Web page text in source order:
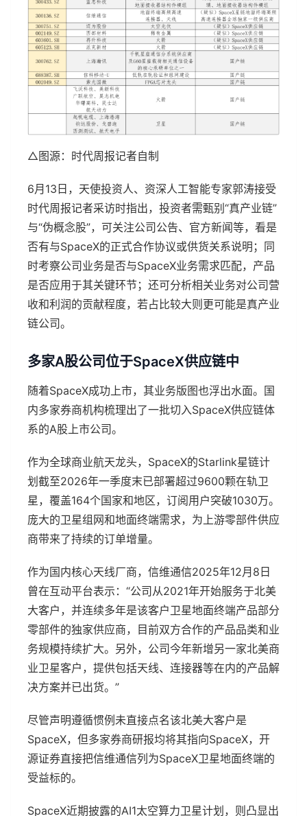
△图源：时代周报记者自制
6月13日，天使投资人、资深人工智能专家郭涛接受
时代周报记者采访时指出，投资者需甄别“真产业链”
与“伪概念股”，可关注公司公告、官方新闻等，看是
否有与SpaceX的正式合作协议或供货关系说明；同
时考察公司业务是否与SpaceX业务需求匹配，产品
是否应用于其关键环节；还可分析相关业务对公司营
收和利润的贡献程度，若占比较大则更可能是真产业
链公司。
多家A股公司位于SpaceX供应链中
随着SpaceX成功上市，其业务版图也浮出水面。国
内多家券商机构梳理出了一批切入SpaceX供应链体
系的A股上市公司。
作为全球商业航天龙头，SpaceX的Starlink星链计
划截至2026年一季度末已部署超过9600颗在轨卫
星，覆盖164个国家和地区，订阅用户突破1030万。
庞大的卫星组网和地面终端需求，为上游零部件供应
商带来了持续的订单增量。
作为国内核心天线厂商，信维通信2025年12月8日
曾在互动平台表示：“公司从2021年开始服务于北美
大客户，并连续多年是该客户卫星地面终端产品部分
零部件的独家供应商，目前双方合作的产品品类和业
务规模持续扩大。另外，公司今年新增另一家北美商
业卫星客户，提供包括天线、连接器等在内的产品解
决方案并已出货。”
尽管声明遵循惯例未直接点名该北美大客户是
SpaceX，但多家券商研报均将其指向SpaceX，开
源证券直接把信维通信列为SpaceX卫星地面终端的
受益标的。
SpaceX近期披露的AI1太空算力卫星计划，则凸显出